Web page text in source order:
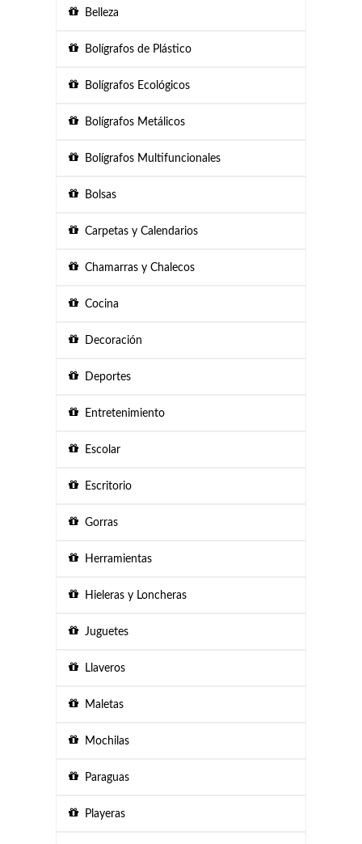
Belleza
Bolígrafos de Plástico
Bolígrafos Ecológicos
Bolígrafos Metálicos
Bolígrafos Multifuncionales
Bolsas
Carpetas y Calendarios
Chamarras y Chalecos
Cocina
Decoración
Deportes
Entretenimiento
Escolar
Escritorio
Gorras
Herramientas
Hieleras y Loncheras
Juguetes
Llaveros
Maletas
Mochilas
Paraguas
Playeras